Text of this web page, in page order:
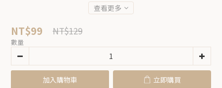
查看更多
NT$99 NT$129
數量
加入購物車 立即購買